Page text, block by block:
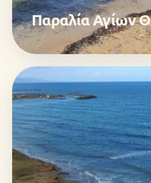
Παραλία Αγίων